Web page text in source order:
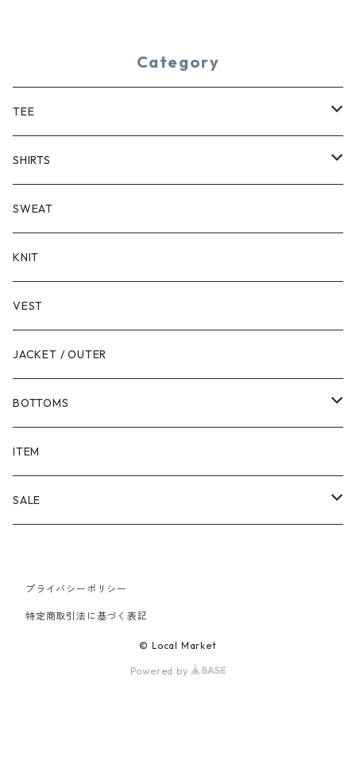
Category
TEE
SHORT SLEEVE
LONG SLEEVE
SHIRTS
SHORT SLEEVE
LONG SLEEVE
SWEAT
KNIT
VEST
JACKET / OUTER
BOTTOMS
SHORTS
PANTS
ITEM
SALE
PANTS
プライバシーポリシー
特定商取引法に基づく表記
© Local Market
Powered by